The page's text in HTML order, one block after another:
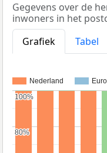
Gegevens over de
inwoners in het
Grafiek
Tabel
Nederland
80%
80%
100%
100%